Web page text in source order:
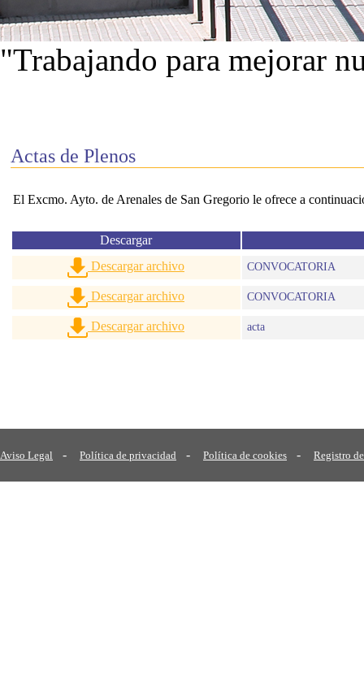
"Trabajando para mejorar
Actas de Plenos
El Excmo. Ayto. de Arenales de San Gregorio le ofrece a
Descargar
Descargar archivo
CONVOCATORIA
Descargar archivo CONVOCATORIA
Descargar archivo acta
Aviso Legal - Política de privacidad - Política de cookies - Registro